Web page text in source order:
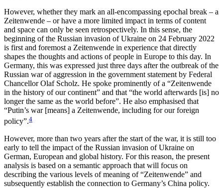
However, whether they mark an all-encompassing epochal break – a
Zeitenwende – or have a more limited impact in terms of content
and space can only be seen retrospectively. In this sense, the
beginning of the Russian invasion of Ukraine on 24 February 2022
is first and foremost a Zeitenwende in experience that directly
shapes the thoughts and actions of people in Europe to this day. In
Germany, this was expressed just three days after the outbreak of the
Russian war of aggression in the government statement by Federal
Chancellor Olaf Scholz. He spoke prominently of a “Zeitenwende
in the history of our continent” and that “the world afterwards [is] no
longer the same as the world before”. He also emphasised that
“Putin’s war [means] a Zeitenwende, including for our foreign
policy”.4
However, more than two years after the start of the war, it is still too
early to tell the impact of the Rus­sian invasion of Ukraine on
German, European and global history. For this reason, the present
analysis is based on a semantic approach that will focus on
describing the various levels of meaning of “Zeitenwende” and
subsequently establish the connection to Germany’s China policy.